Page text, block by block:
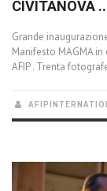
CIVITANOVA
Grande
Manifesto MAGMA
AFIP . Trenta